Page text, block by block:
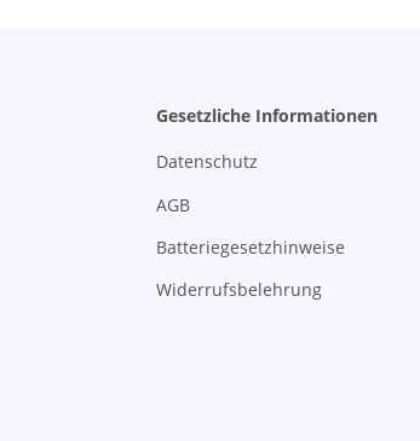
Gesetzliche Informationen
Datenschutz
AGB
Batteriegesetzhinweise
Widerrufsbelehrung